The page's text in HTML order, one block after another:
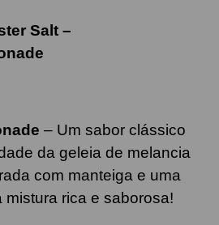
Salt –
– Um sabor clássico
da geleia de melancia
com manteiga e uma
mistura rica e saborosa!